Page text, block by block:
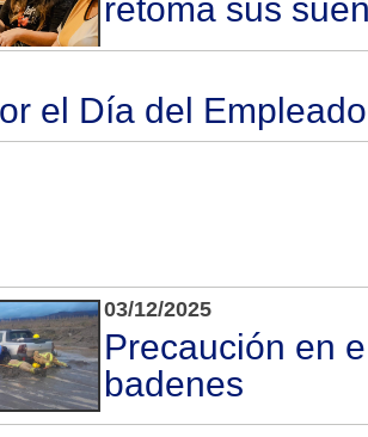
retoma sus
el Día del
03/12/2025
Precaución en
badenes